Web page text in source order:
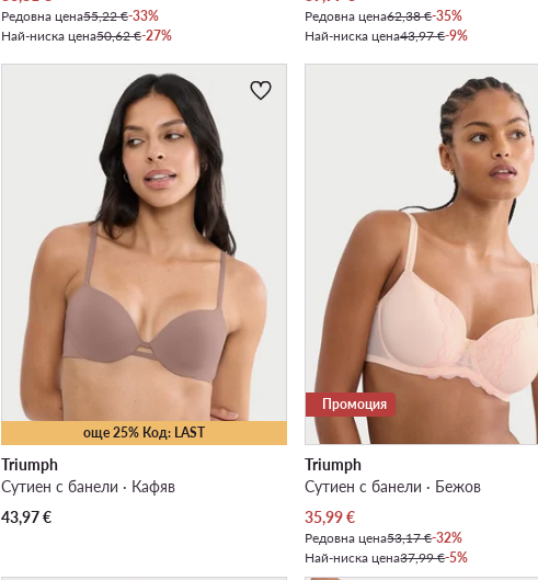
Редовна цена55,22 €-33%
Най-ниска цена50,62 €-27%
Редовна цена62,38 €-35%
Най-ниска цена43,97 €-9%
още 25% Код: LAST
Triumph
Сутиен с банели · Кафяв
43,97€
Промоция
Triumph
Сутиен с банели · Бежов
Актуална цена
35,99€
Редовна цена53,17 €-32%
Най-ниска цена37,99 €-5%